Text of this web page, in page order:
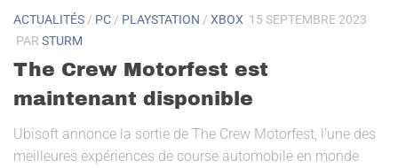
ACTUALITÉS / PC / PLAYSTATION / XBOX 15 SEPTEMBRE 2023
PAR STURM
The Crew Motorfest est
maintenant disponible
Ubisoft annonce la sortie de The Crew Motorfest, l’une des
meilleures expériences de course automobile en monde